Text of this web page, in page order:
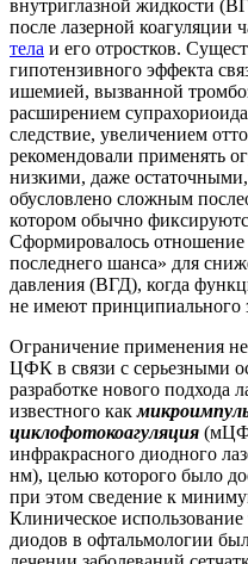
внутриглазной жидкости
после лазерной коагуляции
тела и его отростков.
гипотензивного эффекта
ишемией, вызванной
расширением
следствие, увеличением
рекомендовали применять
низкими, даже
обусловлено сложным
котором обычно
Сформировалось
последнего шанса» для
давления (ВГД), когда
не имеют принципиального
Ограничение применения
ЦФК в связи с серьезными
разработке нового подхода
известного как
циклофотокоагуляция
инфракрасного диодного
нм), целью которого было
при этом сведение к
Клиническое
диодов в офтальмологии